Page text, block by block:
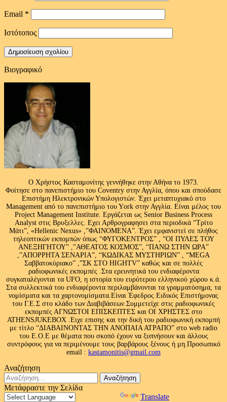
Email *
Ιστότοπος
Βιογραφικό
Ο Χρήστος Κασταμονίτης γεννήθηκε στην Αθήνα το 1973.
Φοίτησε στο πανεπιστήμιο του Coventry στην Αγγλία, όπου και σπούδασε
Επιστήμη Ηλεκτρονικών Υπολογιστών. Έχει μεταπτυχιακό στο
Management από το πανεπιστήμιο του Υork στην Αγγλία. Είναι μέλος του
Project Management Institute. Εργάζεται ως Senior Business Process
Analyst στις Βρυξελλες. Εχει Αρθρογραφησει στα περιοδικά “Τρίτο
Μάτι”, «Hellenic Nexus» ,”ΦΑΙΝΟΜΕΝΑ”. Έχει εμφανιστεί σε πλήθος
τηλεοπτικών εκπομπών όπως “ΦΥΓΟΚΕΝΤΡΟΣ” , “ΟΙ ΠΥΛΕΣ ΤΟΥ
ΑΝΕΞΗΓΗΤΟΥ” ,”ΑΘΕΑΤΟΣ ΚΟΣΜΟΣ”, “ΠΑΝΩ ΣΤΗΝ ΩΡΑ”
,”ΑΠΟΡΡΗΤΑ ΣΕΝΑΡΙΑ”, “ΚΩΔΙΚΑΣ ΜΥΣΤΗΡΙΩΝ” , “MEGA
Σαββατοκύριακο” ,”ΣΚ ΣΤΟ HIGHTV” καθώς και σε πολλές
ραδιοφωνικές εκπομπές .Στα ερευνητικά του ενδιαφέροντα
συγκαταλέγονται τα UFO, η ιστορία του ευρύτερου ελληνικού χώρου κ.ά.
Στα συλλεκτικά του ενδιαφέροντα περιλαμβάνονται τα γραμματόσημα, τα
νομίσματα και τα χαρτονομίσματα.Είναι Έφεδρος Ειδικός Επιστήμονας
του Γ.Ε.Σ στο κλάδο των Διαβιβάσεων.Συμμετείχε στις ραδιοφωνικές
εκπομπές ΑΓΝΩΣΤΟΙ ΕΠΙΣΚΕΠΤΕΣ και ΟΙ ΧΡΗΣΤΕΣ στο
ATHENSJUKEBOX .Ειχε επισης και την δική του ραδιοφωνική εκπομπή
με τίτλο “ΔΙΑΒΑΙΝΟΝΤΑΣ ΤΗΝ ΑΝΟΠΑΙΑ ΑΤΡΑΠΟ” στο web radio
του Ε.Ο.Ε με θέματα που σκοπό έχουν να ξυπνήσουν και άλλους
συντρόφους για να περιμένουμε τους βαρβάρους ξένους ή μη.Προσωπικό
email : kastamonitis@gmail.com
Αναζήτηση
Αναζήτηση
για:
Μετάφραστε την Σελίδα
Translate